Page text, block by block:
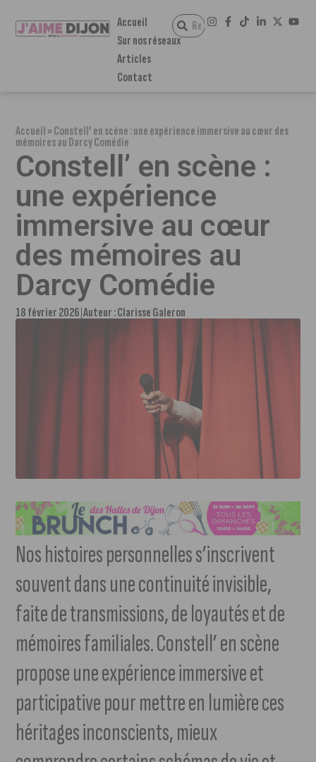
Accueil
Sur nos réseaux
Articles
Contact
Accueil»Constell’ en scène : une expérience immersive au cœur des
mémoires au Darcy Comédie
Constell’ en scène :
une expérience
immersive au cœur
des mémoires au
Darcy Comédie
18 février 2026 Auteur :Clarisse Galeron
Nos histoires personnelles s’inscrivent
souvent dans une continuité invisible,
faite de transmissions, de loyautés et de
mémoires familiales. Constell’ en scène
propose une expérience immersive et
participative pour mettre en lumière ces
héritages inconscients, mieux